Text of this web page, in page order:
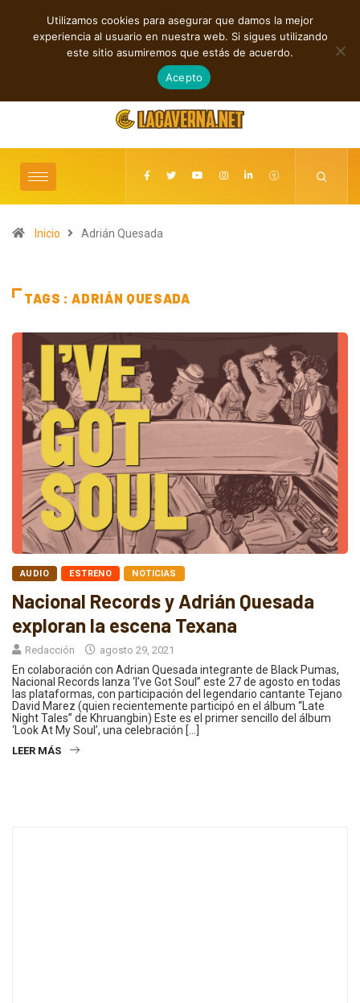
TENDENCIAS
Magdi Aboul-Kheir revive el futuro retro con “Endorphine Wave”
agosto 5, 2026
Inicio Adrián Quesada
TAGS : ADRIÁN QUESADA
AUDIO ESTRENO NOTICIAS
Nacional Records y Adrián Quesada
exploran la escena Texana
Redacción agosto 29, 2021
En colaboración con Adrian Quesada integrante de Black Pumas,
Nacional Records lanza ‘I’ve Got Soul” este 27 de agosto en todas
las plataformas, con participación del legendario cantante Tejano
David Marez (quien recientemente participó en el álbum “Late
Night Tales” de Khruangbin) Este es el primer sencillo del álbum
‘Look At My Soul’, una celebración […]
LEER MÁS
Utilizamos cookies para asegurar que damos la mejor
experiencia al usuario en nuestra web. Si sigues utilizando
este sitio asumiremos que estás de acuerdo.
Acepto